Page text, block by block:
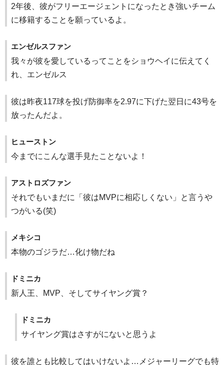
2年後、彼がフリーエージェントになったとき強いチーム
に移籍することを願っているよ。
エンゼルスファン
我々が彼を愛しているってことをショウヘイに伝えてく
れ、エンゼルス
彼は昨夜117球を投げ防御率を2.97に下げた翌日に43号を
放ったんだよ。
ヒューストン
今までにこんな選手見たことないよ！
アストロズファン
それでもいまだに「彼はMVPに相応しくない」と言うや
つがいる(笑)
メキシコ
本物のゴジラだ…化け物だね
ドミニカ
新人王、MVP、そしてサイヤング賞？
ドミニカ
サイヤング賞はさすがにないと思うよ
彼を誰とも比較してはいけないよ…メジャーリーグでも特